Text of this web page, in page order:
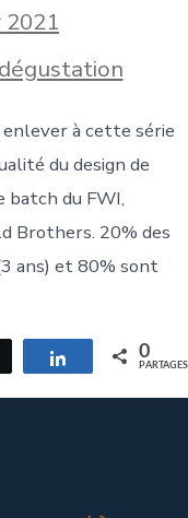
2021
enlever à cette série
du design de
batch du FWI,
Brothers. 20% des
ans) et 80% sont
Tweetez Partagez 0
PARTAGES